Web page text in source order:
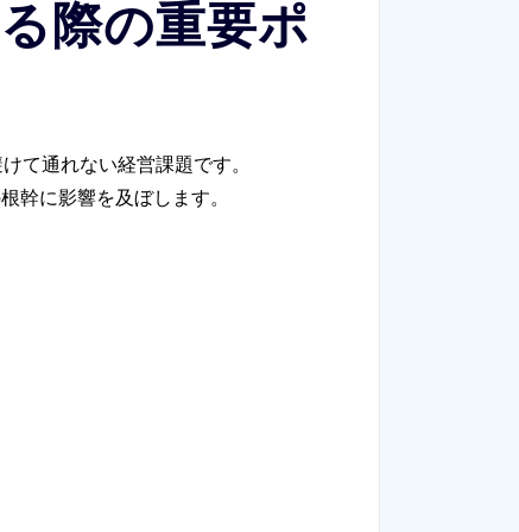
際の重要ポ
て通れない経営課題です。
幹に影響を及ぼします。